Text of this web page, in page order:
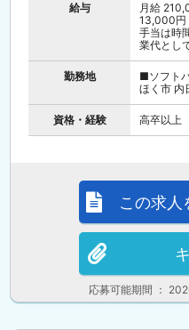
給与
月給
13,000円
手当は時
業代とし
勤務地
■ソフト
ほく市 内
資格・経験 高卒以上
応募可能期間 ：
この求人